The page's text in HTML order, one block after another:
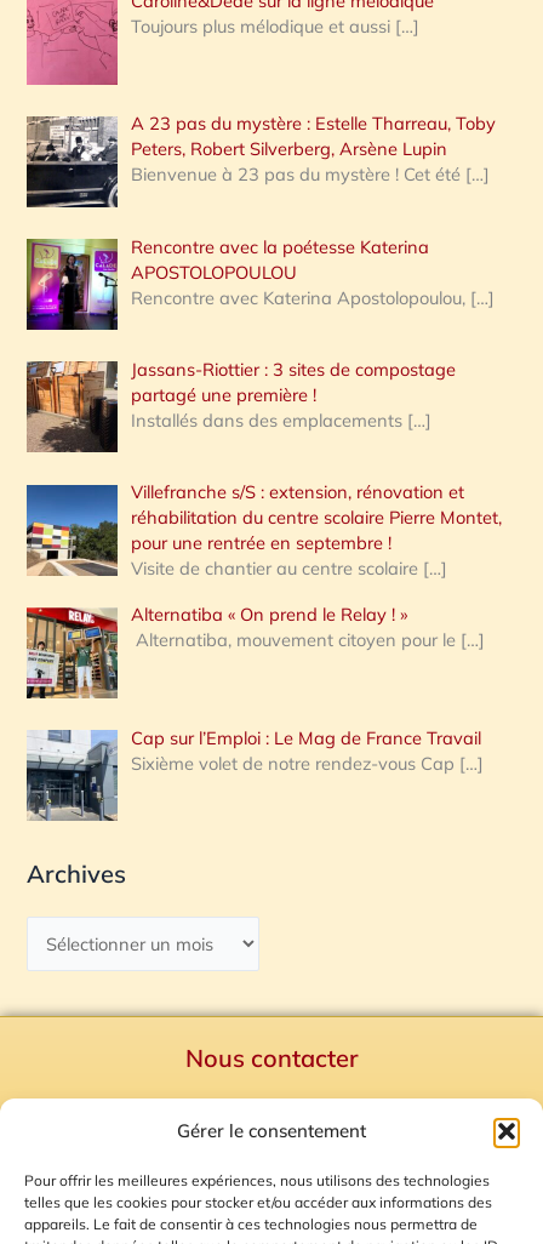
Gérer le consentement
Pour offrir les meilleures expériences, nous utilisons des technologies
telles que les cookies pour stocker et/ou accéder aux informations des
appareils. Le fait de consentir à ces technologies nous permettra de
Toujours plus mélodique et aussi […]
A 23 pas du mystère : Estelle Tharreau, Toby
Peters, Robert Silverberg, Arsène Lupin
Bienvenue à 23 pas du mystère ! Cet été […]
Rencontre avec la poétesse Katerina
APOSTOLOPOULOU
Rencontre avec Katerina Apostolopoulou, […]
Jassans-Riottier : 3 sites de compostage
partagé une première !
Installés dans des emplacements […]
Villefranche s/S : extension, rénovation et
réhabilitation du centre scolaire Pierre Montet,
pour une rentrée en septembre !
Visite de chantier au centre scolaire […]
Alternatiba « On prend le Relay ! »
Alternatiba, mouvement citoyen pour le […]
Cap sur l’Emploi : Le Mag de France Travail
Sixième volet de notre rendez-vous Cap […]
Archives
Nous contacter
Mentions Légales
Plan du site
Gestion des Cookies